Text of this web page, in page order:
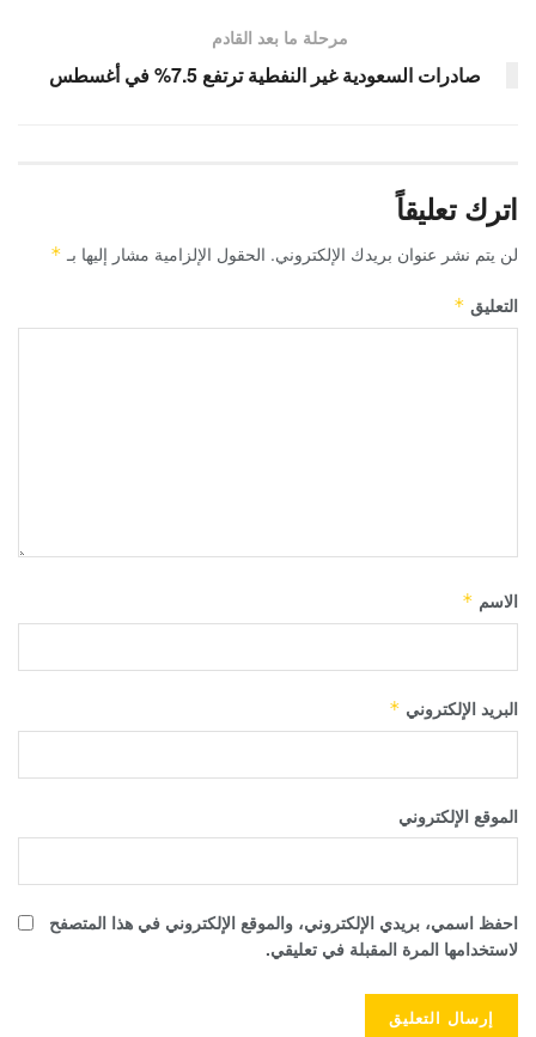
مرحلة ما بعد القادم
صادرات السعودية غير النفطية ترتفع 7.5% في أغسطس
اترك تعليقاً
لن يتم نشر عنوان بريدك الإلكتروني. الحقول الإلزامية مشار إليها بـ *
التعليق *
الاسم *
البريد الإلكتروني *
الموقع الإلكتروني
احفظ اسمي، بريدي الإلكتروني، والموقع الإلكتروني في هذا المتصفح
لاستخدامها المرة المقبلة في تعليقي.